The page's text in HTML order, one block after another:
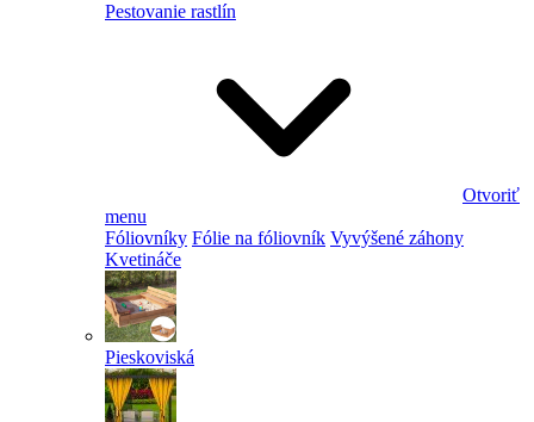
Pestovanie rastlín
Otvoriť
menu
Fóliovníky Fólie na fóliovník Vyvýšené záhony
Kvetináče
Pieskoviská